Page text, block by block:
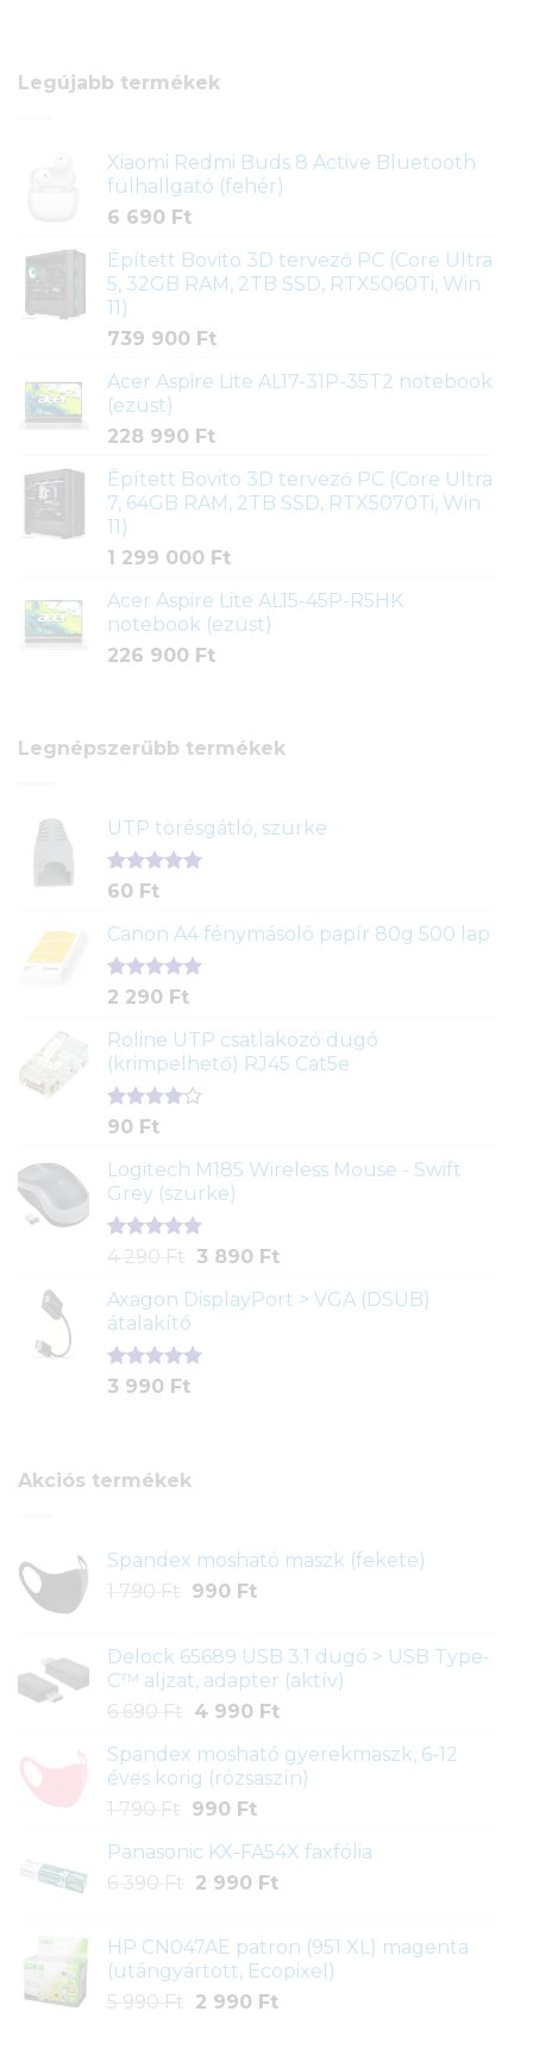
Legújabb termékek
Xiaomi Redmi Buds 8 Active Bluetooth
fülhallgató (fehér)
6 690 Ft
Épített Bovito 3D tervező PC (Core Ultra
5, 32GB RAM, 2TB SSD, RTX5060Ti, Win
11)
739 900 Ft
Acer Aspire Lite AL17-31P-35T2 notebook
(ezüst)
228 990 Ft
Épített Bovito 3D tervező PC (Core Ultra
7, 64GB RAM, 2TB SSD, RTX5070Ti, Win
11)
1 299 000 Ft
Acer Aspire Lite AL15-45P-R5HK
notebook (ezüst)
226 900 Ft
Legnépszerűbb termékek
UTP törésgátló, szürke
Értékelés
ből,
1
értékelés
alapján
60 Ft
Canon A4 fénymásoló papír 80g 500 lap
Értékelés
ből,
2
értékelés
alapján
2 290 Ft
Roline UTP csatlakozó dugó
(krimpelhető) RJ45 Cat5e
Értékelés
5-ből,
2
értékelés
alapján
90 Ft
Logitech M185 Wireless Mouse - Swift
Grey (szürke)
Értékelés
ből,
1
értékelés
alapján
4 290 Ft
Original
was:
290 Ft.
3 890 FtCurrent
is:
Axagon DisplayPort > VGA (DSUB)
átalakító
Értékelés
1
3 990 Ft
Akciós termékek
Spandex mosható maszk (fekete)
1 790 Ft
Original
1
790 Ft.
990 FtCurrent
990 Ft.
Delock 65689 USB 3.1 dugó > USB Type-
C™ aljzat, adapter (aktív)
6 690 Ft
Original
was:
6
690 Ft.
4 990 FtCurrent
is:
4
Spandex mosható gyerekmaszk, 6-12
éves korig (rózsaszín)
1 790 Ft
Original
was:
1
990 FtCurrent
is:
990 Ft.
Panasonic KX-FA54X faxfólia
6 390 Ft
Original
6
390 Ft.
2 990 FtCurrent
2
990 Ft.
HP CN047AE patron (951 XL) magenta
(utángyártott, Ecopixel)
5 990 Ft
Original
2 990 FtCurrent